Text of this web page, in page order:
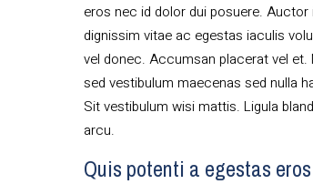
eros nec id dolor dui posuere.
dignissim vitae ac egestas iaculis
vel donec. Accumsan placerat vel
sed vestibulum maecenas sed nulla
Sit vestibulum wisi mattis. Ligula
arcu.
Quis potenti a egestas